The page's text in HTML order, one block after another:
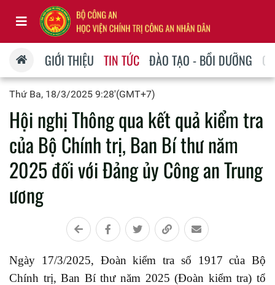
GIỚI THIỆU TIN TỨC ĐÀO TẠO - BỒI DƯỠNG
Thứ Ba, 18/3/2025 9:28'(GMT+7)
Hội nghị Thông qua kết quả kiểm tra
của Bộ Chính trị, Ban Bí thư năm
2025 đối với Đảng ủy Công an Trung
ương
Ngày 17/3/2025, Đoàn kiểm tra số 1917 của Bộ
Chính trị, Ban Bí thư năm 2025 (Đoàn kiểm tra) tổ